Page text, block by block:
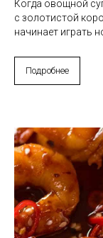
Когда овощной
с золотистой
начинает играть
Подробнее